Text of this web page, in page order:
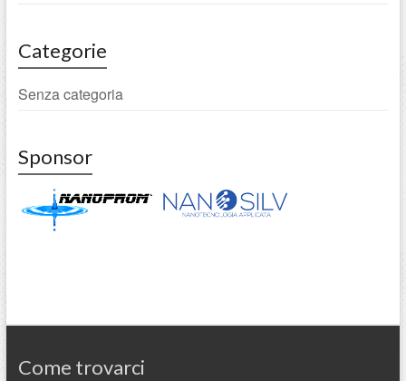
Categorie
Senza categoria
Sponsor
Come trovarci